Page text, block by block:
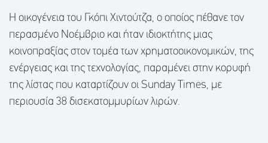
Η οικογένεια του Γκόπι Χιντούτζα, ο οποίος πέθανε τον
περασμένο Νοέμβριο και ήταν ιδιοκτήτης μιας
κοινοπραξίας στον τομέα των χρηματοοικονομικών, της
ενέργειας και της τεχνολογίας, παραμένει στην κορυφή
της λίστας που καταρτίζουν οι Sunday Times, με
περιουσία 38 δισεκατομμυρίων λιρών.